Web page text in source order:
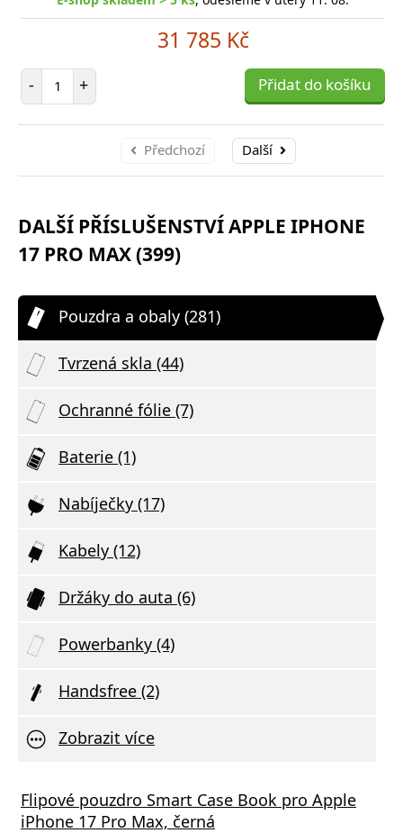
31 785 Kč
- Počet položek
+ Přidat do košíku
Předchozí Další
DALŠÍ PŘÍSLUŠENSTVÍ APPLE IPHONE
17 PRO MAX (399)
Pouzdra a obaly (281)
Tvrzená skla (44)
Ochranné fólie (7)
Baterie (1)
Nabíječky (17)
Kabely (12)
Držáky do auta (6)
Powerbanky (4)
Handsfree (2)
Zobrazit více
Flipové pouzdro Smart Case Book pro Apple
iPhone 17 Pro Max, černá
nabíječka FIXED s 2xUSB výstupem, 17W
Rapid Charge, bílá